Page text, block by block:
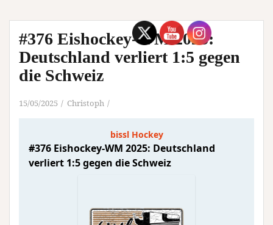
#376 Eishockey-WM 2025:
Deutschland verliert 1:5 gegen
die Schweiz
15/05/2025 Christoph